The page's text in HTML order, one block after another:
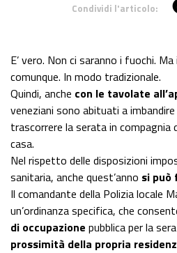
Condividi l'articolo:
E’ vero. Non ci saranno i fuochi. Ma
comunque. In modo tradizionale.
Quindi, anche con le tavolate
veneziani sono abituati a imbandire
trascorrere la serata in compagnia
casa.
Nel rispetto delle disposizioni
sanitaria, anche quest’anno si può
Il comandante della Polizia locale
un’ordinanza specifica, che
di occupazione pubblica per la
prossimità della propria